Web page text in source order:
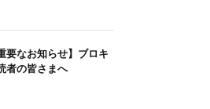
要なお知らせ】ブロキ
者の皆さまへ